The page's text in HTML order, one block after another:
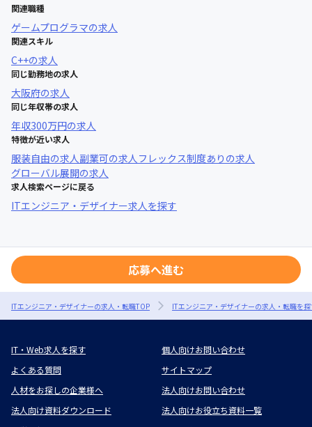
関連職種
ゲームプログラマの求人
関連スキル
C++の求人
同じ勤務地の求人
大阪府の求人
同じ年収帯の求人
年収300万円の求人
特徴が近い求人
服装自由の求人副業可の求人フレックス制度あり の求人
グローバル展開の求人
求人検索ページに戻る
ITエンジニア・デザイナー求人を探す
応募へ進む
ITエンジニア・デザイナーの求人・転職TOP ITエンジニア・デザイナーの求人・転職を
IT・Web求人を探す
個人向けお問い合わせ
よくある質問
サイトマップ
人材をお探しの企業様へ
法人向けお問い合わせ
法人向け資料ダウンロード
法人向けお役立ち資料一覧